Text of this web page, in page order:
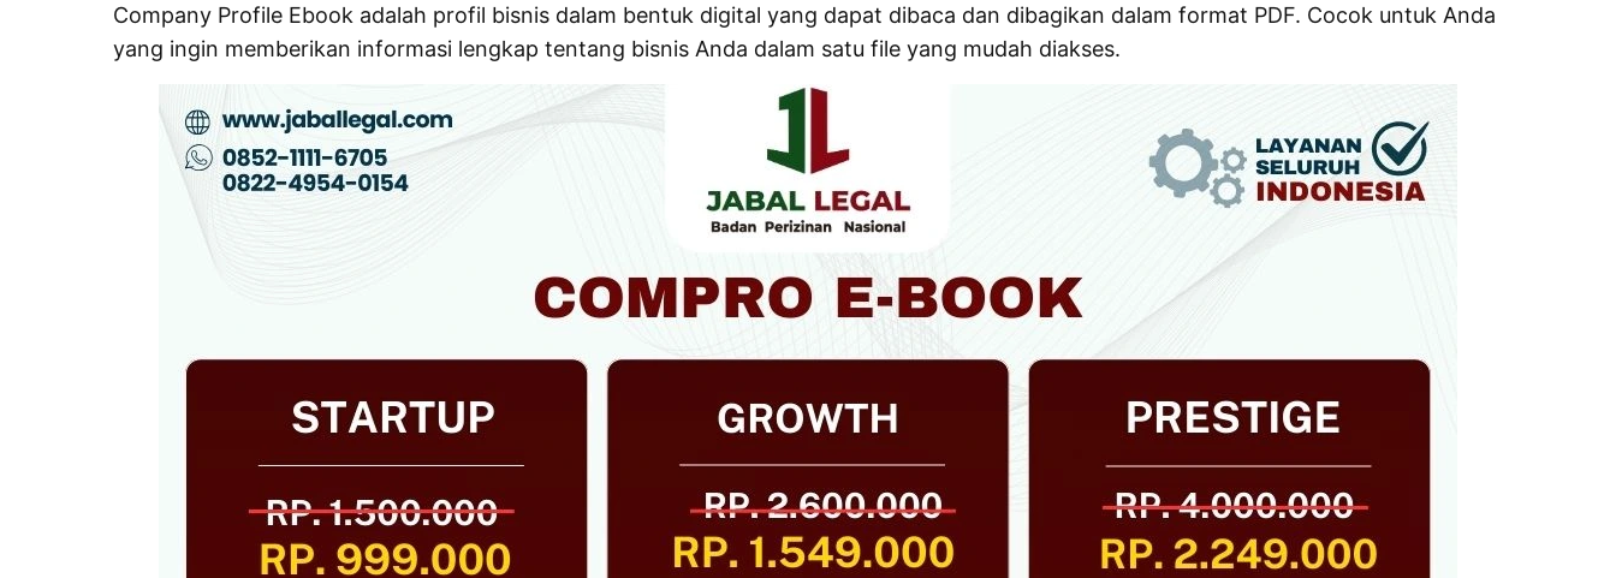
Company Profile Ebook adalah profil bisnis dalam bentuk digital yang dapat dibaca dan dibagikan dalam format PDF. Cocok untuk Anda
yang ingin memberikan informasi lengkap tentang bisnis Anda dalam satu file yang mudah diakses.